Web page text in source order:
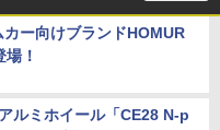
ー向けブランドHOMUR
！
ルミホイール「CE28 N-p